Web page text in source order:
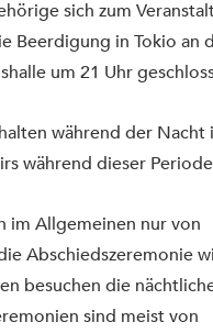
sich zum
Beerdigung in Tokio an
um 21 Uhr
während der
während dieser
im Allgemeinen nur von
Abschiedszeremonie
besuchen die
sind meist von